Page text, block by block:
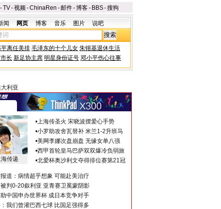
-TV-视频-ChinaRen -邮件-博客- BBS-搜狗
闻 网页 博客 音乐 图片 说吧
离任美排 毛泽东的十个儿女 朱镕基退休生活
长 新足协主席 明星身份证号 邓小平伤心往事
利亚
传递
•上海传圣火 宋晓波摆爱心手势
•小罗助攻舍瓦替补 米兰1-2升班马
•美网李娜次盘崩盘 无缘女单八强
•西甲首轮皇马巴萨双双爆冷负弱旅
•北爱杯奥沙利文夺得排位赛第21冠
道：病情超乎想象 可能赴美治疗
判0-20叙利亚 亚青赛卫冕蒙阴影
中国申办世界杯 成日本竞争对手
我们曾灌巴西七球 比国足强得多